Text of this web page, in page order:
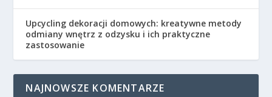
Upcycling dekoracji domowych: kreatywne metody
odmiany wnętrz z odzysku i ich praktyczne
zastosowanie
NAJNOWSZE KOMENTARZE